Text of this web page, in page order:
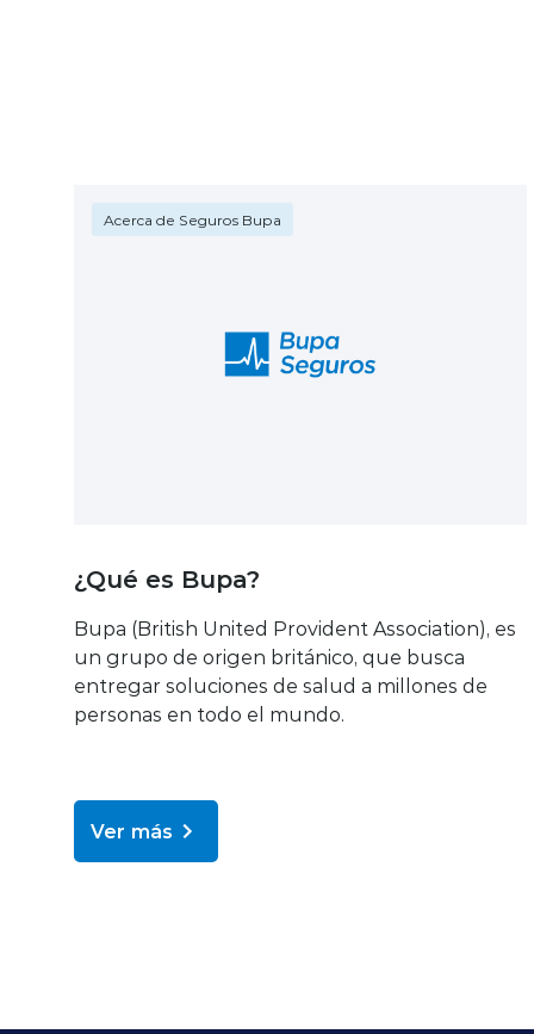
Acerca de Seguros Bupa
¿Qué es Bupa?
Bupa (British United Provident Association), es
un grupo de origen británico, que busca
entregar soluciones de salud a millones de
personas en todo el mundo.
Ver más